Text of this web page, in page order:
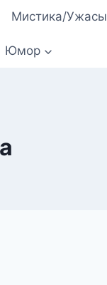
Мистика/Ужасы
Юмор